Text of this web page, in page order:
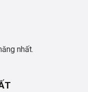
nhất.